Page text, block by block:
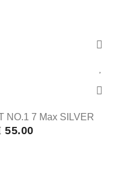
NO.1 7 Max SILVER
55.00